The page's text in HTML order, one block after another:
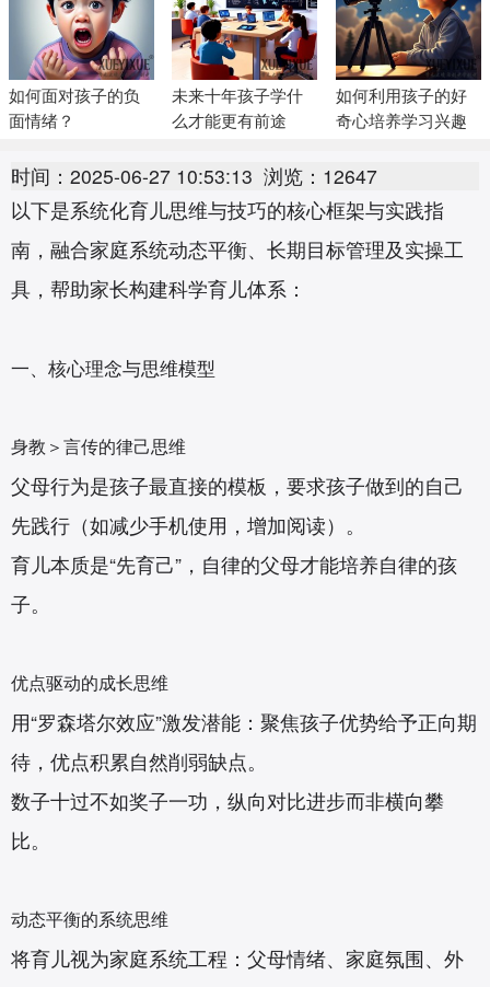
如何面对孩子的负
面情绪？
未来十年孩子学什
么才能更有前途
如何利用孩子的好
奇心培养学习兴趣
时间：2025-06-27 10:53:13 浏览：12647
以下是系统化育儿思维与技巧的核心框架与实践指
南，融合家庭系统动态平衡、长期目标管理及实操工
具，帮助家长构建科学育儿体系：
一、核心理念与思维模型‌
身教＞言传的律己思维‌
父母行为是孩子最直接的模板，要求孩子做到的自己
先践行（如减少手机使用，增加阅读）。
育儿本质是“先育己”，自律的父母才能培养自律的孩
子。
优点驱动的成长思维‌
用“罗森塔尔效应”激发潜能：聚焦孩子优势给予正向期
待，优点积累自然削弱缺点。
数子十过不如奖子一功，纵向对比进步而非横向攀
比。
动态平衡的系统思维‌
将育儿视为家庭系统工程：父母情绪、家庭氛围、外